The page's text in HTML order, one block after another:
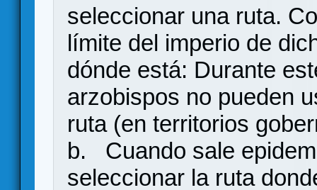
seleccionar una ruta.
límite del imperio de
dónde está: Durante
arzobispos no pueden
ruta (en territorios
b. Cuando sale
seleccionar la ruta